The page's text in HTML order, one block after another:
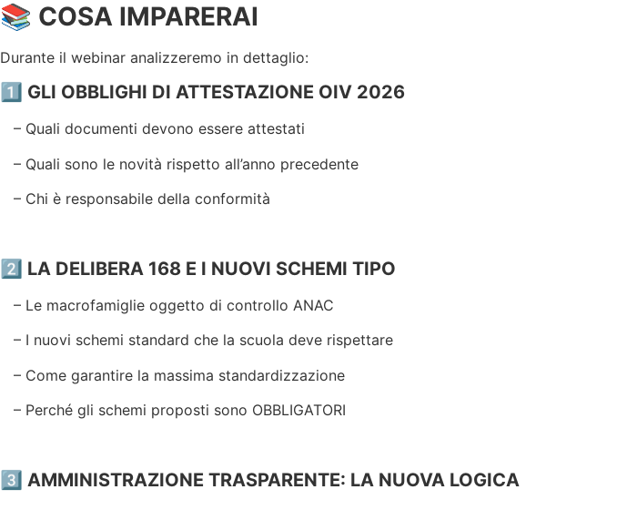
📚 COSA IMPARERAI
Durante il webinar analizzeremo in dettaglio:
1️⃣ GLI OBBLIGHI DI ATTESTAZIONE OIV 2026
– Quali documenti devono essere attestati
– Quali sono le novità rispetto all’anno precedente
– Chi è responsabile della conformità
2️⃣ LA DELIBERA 168 E I NUOVI SCHEMI TIPO
– Le macrofamiglie oggetto di controllo ANAC
– I nuovi schemi standard che la scuola deve rispettare
– Come garantire la massima standardizzazione
– Perché gli schemi proposti sono OBBLIGATORI
3️⃣ AMMINISTRAZIONE TRASPARENTE: LA NUOVA LOGICA